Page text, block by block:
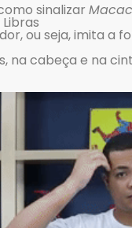
sinalizar
ou seja, imita a
na cabeça e na